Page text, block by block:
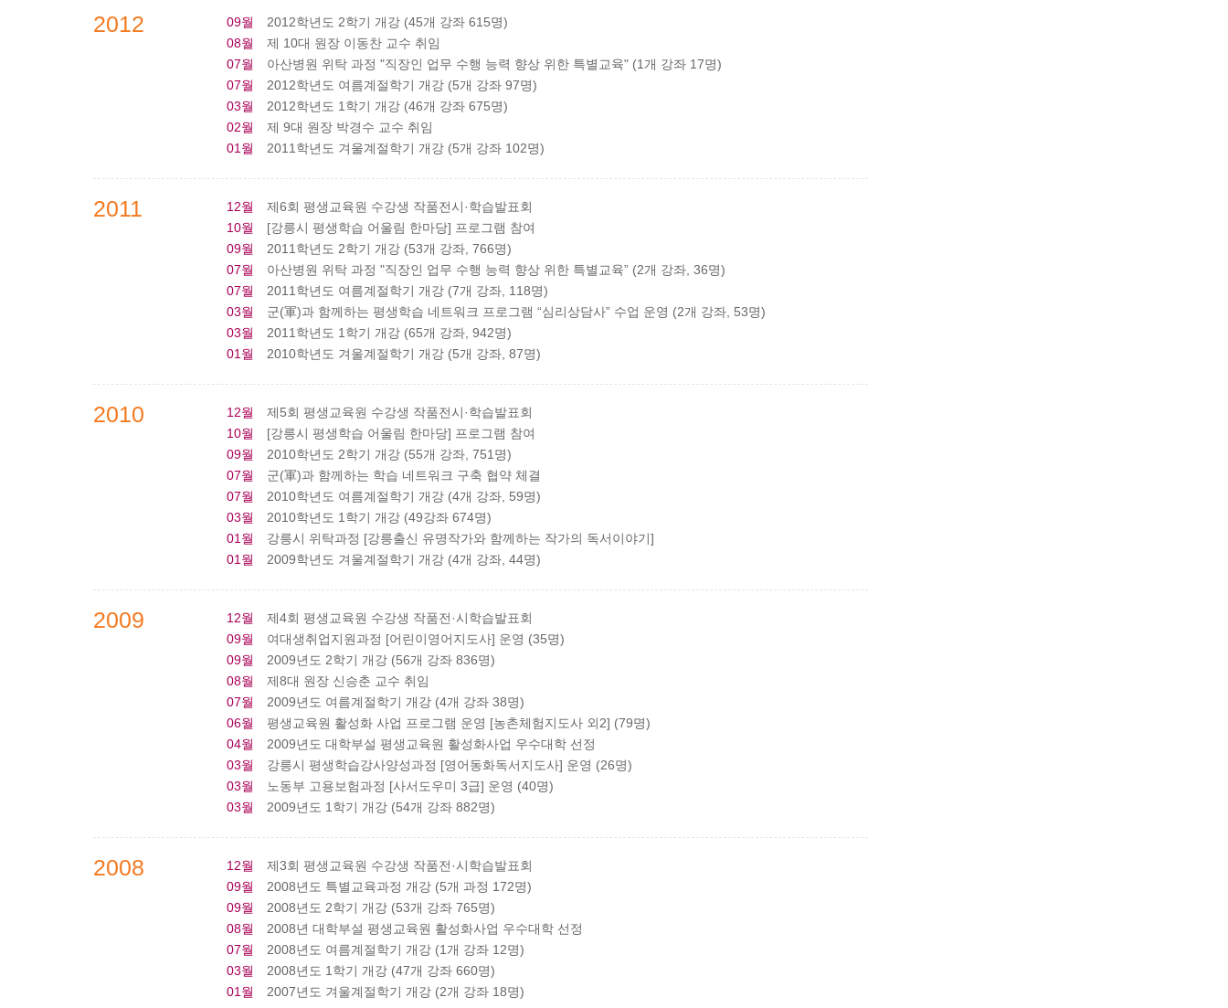
2012 09월
2012학년도 2학기 개강 (45개 강좌 615명)
08월
제 10대 원장 이동찬 교수 취임
07월
아산병원 위탁 과정 "직장인 업무 수행 능력 향상 위한 특별교육" (1개 강좌 17명)
07월
2012학년도 여름계절학기 개강 (5개 강좌 97명)
03월
2012학년도 1학기 개강 (46개 강좌 675명)
02월
제 9대 원장 박경수 교수 취임
01월
2011학년도 겨울계절학기 개강 (5개 강좌 102명)
2011 12월
제6회 평생교육원 수강생 작품전시·학습발표회
10월
[강릉시 평생학습 어울림 한마당] 프로그램 참여
09월
2011학년도 2학기 개강 (53개 강좌, 766명)
07월
아산병원 위탁 과정 "직장인 업무 수행 능력 향상 위한 특별교육” (2개 강좌, 36명)
07월
2011학년도 여름계절학기 개강 (7개 강좌, 118명)
03월
군(軍)과 함께하는 평생학습 네트워크 프로그램 “심리상담사” 수업 운영 (2개 강좌, 53명)
03월
2011학년도 1학기 개강 (65개 강좌, 942명)
01월
2010학년도 겨울계절학기 개강 (5개 강좌, 87명)
2010 12월
제5회 평생교육원 수강생 작품전시·학습발표회
10월
[강릉시 평생학습 어울림 한마당] 프로그램 참여
09월
2010학년도 2학기 개강 (55개 강좌, 751명)
07월
군(軍)과 함께하는 학습 네트워크 구축 협약 체결
07월
2010학년도 여름계절학기 개강 (4개 강좌, 59명)
03월
2010학년도 1학기 개강 (49강좌 674명)
01월
강릉시 위탁과정 [강릉출신 유명작가와 함께하는 작가의 독서이야기]
01월
2009학년도 겨울계절학기 개강 (4개 강좌, 44명)
2009 12월
제4회 평생교육원 수강생 작품전·시학습발표회
09월
여대생취업지원과정 [어린이영어지도사] 운영 (35명)
09월
2009년도 2학기 개강 (56개 강좌 836명)
08월
제8대 원장 신승춘 교수 취임
07월
2009년도 여름계절학기 개강 (4개 강좌 38명)
06월
평생교육원 활성화 사업 프로그램 운영 [농촌체험지도사 외2] (79명)
04월
2009년도 대학부설 평생교육원 활성화사업 우수대학 선정
03월
강릉시 평생학습강사양성과정 [영어동화독서지도사] 운영 (26명)
03월
노동부 고용보험과정 [사서도우미 3급] 운영 (40명)
03월
2009년도 1학기 개강 (54개 강좌 882명)
2008 12월
제3회 평생교육원 수강생 작품전·시학습발표회
09월
2008년도 특별교육과정 개강 (5개 과정 172명)
09월
2008년도 2학기 개강 (53개 강좌 765명)
08월
2008년 대학부설 평생교육원 활성화사업 우수대학 선정
07월
2008년도 여름계절학기 개강 (1개 강좌 12명)
03월
2008년도 1학기 개강 (47개 강좌 660명)
01월
2007년도 겨울계절학기 개강 (2개 강좌 18명)